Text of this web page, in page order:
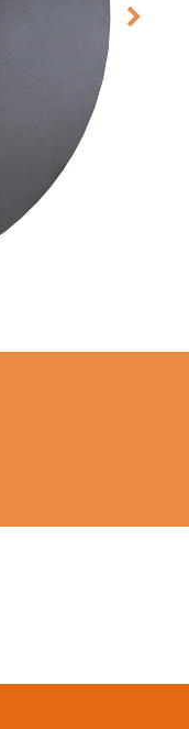
TESTE E COLTELLI
PER COMBINATE